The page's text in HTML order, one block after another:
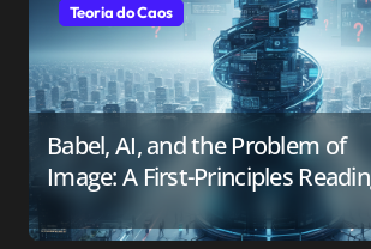
Teoria do Caos
Babel, AI, and the Problem of
Image: A First-Principles